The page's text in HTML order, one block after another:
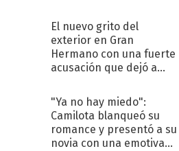
El nuevo grito del
exterior en Gran
Hermano con una fuerte
acusación que dejó a
"Traidora"
"Ya no hay miedo":
Camilota blanqueó su
romance y presentó a su
novia con una emotiva